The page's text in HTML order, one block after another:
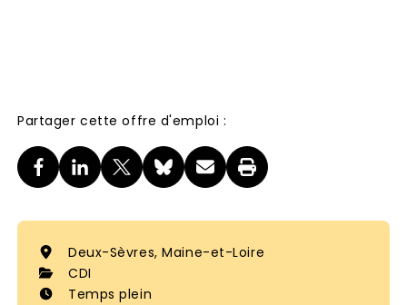
Partager cette offre d'emploi :
Deux-Sèvres, Maine-et-Loire
CDI
Temps plein